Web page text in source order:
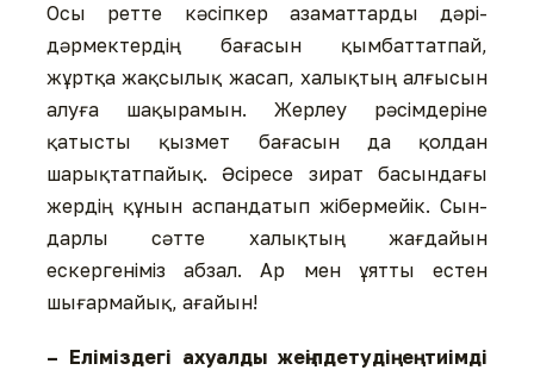
Осы ретте кәсіпкер азаматтарды дәрі-
дәрмектердің бағасын қымбаттатпай,
жұртқа жақсылық жасап, халықтың алғысын
алуға шақырамын. Жерлеу рәсімдеріне
қатысты қызмет бағасын да қол­дан
шарықтатпайық. Әсіресе зират басындағы
жердің құнын аспандатып жібермейік. Сын­
дар­лы сәтте халықтың жағдайын
ескергеніміз абзал. Ар мен ұятты естен
шығармайық, ағайын!
– Еліміздегі ахуалды жеңіл­де­тудің ең тиімді